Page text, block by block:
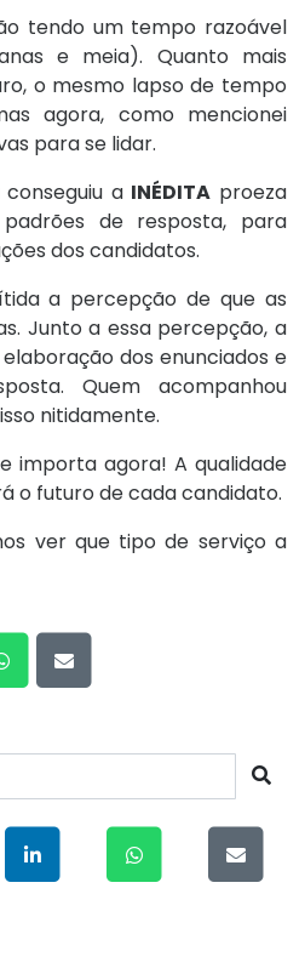
tendo um tempo razoável
e meia). Quanto mais
o mesmo lapso de tempo
agora, como mencionei
para se lidar.
a INÉDITA proeza
de resposta, para
dos candidatos.
a percepção de que as
Junto a essa percepção, a
dos enunciados e
Quem acompanhou
nitidamente.
importa agora! A qualidade
o futuro de cada candidato.
ver que tipo de serviço a